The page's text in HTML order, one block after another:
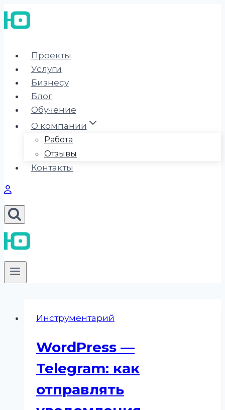
Перейти
к
Проекты
Услуги
Бизнесу
Блог
Обучение
О компании
Работа
Отзывы
Контакты
Инструментарий
WordPress —
Telegram: как
отправлять